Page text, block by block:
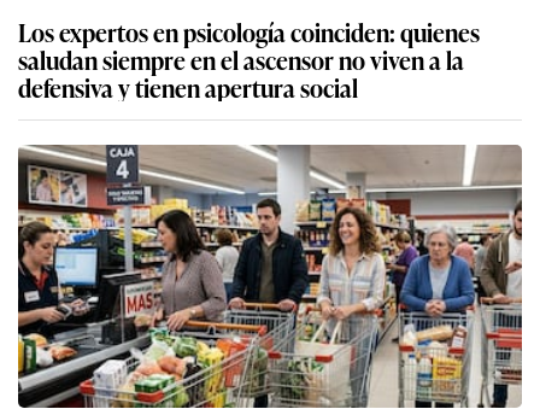
Los expertos en psicología coinciden: quienes
saludan siempre en el ascensor no viven a la
defensiva y tienen apertura social